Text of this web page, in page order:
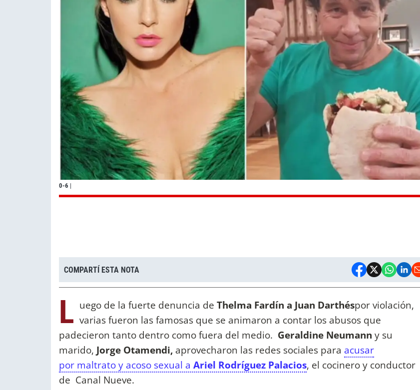
0-6 |
COMPARTÍ ESTA NOTA
L uego de la fuerte denuncia de Thelma Fardín a Juan Darthéspor violación,
varias fueron las famosas que se animaron a contar los abusos que
padecieron tanto dentro como fuera del medio. Geraldine Neumann y su
marido, Jorge Otamendi, aprovecharon las redes sociales para acusar
por maltrato y acoso sexual a Ariel Rodríguez Palacios, el cocinero y conductor
de Canal Nueve.